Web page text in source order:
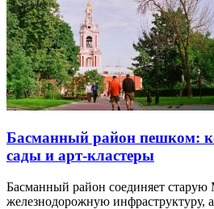
Басманный район пешком:
сады и арт-кластеры
Басманный район соединяет старую
железнодорожную инфраструктуру,